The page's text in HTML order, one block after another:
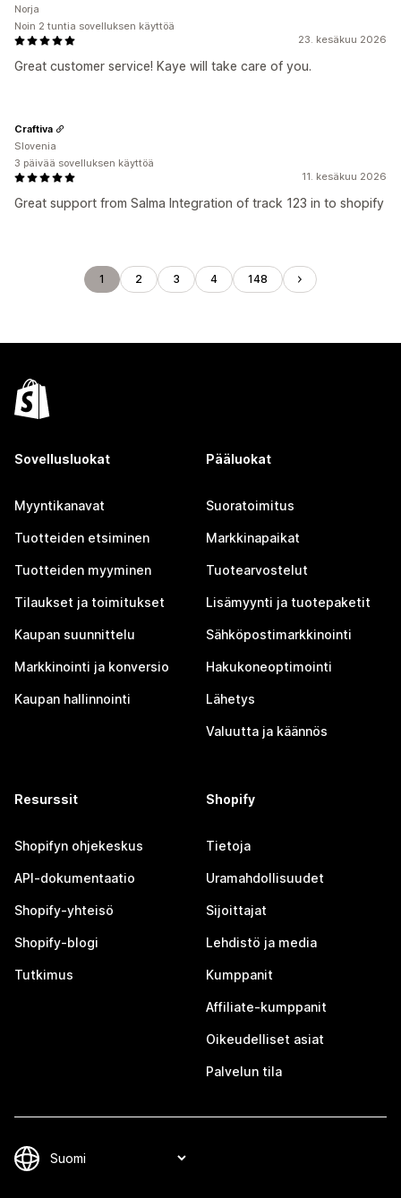
23. kesäkuu 2026
Great customer service! Kaye will take care of you.
Norja
Noin 2 tuntia sovelluksen käyttöä
11. kesäkuu 2026
Great support from Salma Integration of track 123 in to shopify
Craftiva
Slovenia
3 päivää sovelluksen käyttöä
1 2 3 4 148
Sovellusluokat
Myyntikanavat
Tuotteiden etsiminen
Tuotteiden myyminen
Tilaukset ja toimitukset
Kaupan suunnittelu
Markkinointi ja konversio
Kaupan hallinnointi
Pääluokat
Suoratoimitus
Markkinapaikat
Tuotearvostelut
Lisämyynti ja tuotepaketit
Sähköpostimarkkinointi
Hakukoneoptimointi
Lähetys
Valuutta ja käännös
Resurssit
Shopifyn ohjekeskus
API-dokumentaatio
Shopify-yhteisö
Shopify-blogi
Tutkimus
Shopify
Tietoja
Uramahdollisuudet
Sijoittajat
Lehdistö ja media
Kumppanit
Affiliate-kumppanit
Oikeudelliset asiat
Palvelun tila